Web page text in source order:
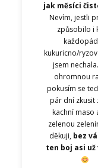
jak měsíci
Nevím, jestli
způsobilo i
kukuricno/
jsem
ohromnou
pokusím se
pár dní zkusit
kachní maso
zelenou
děkuji, bez
ten boj asi už